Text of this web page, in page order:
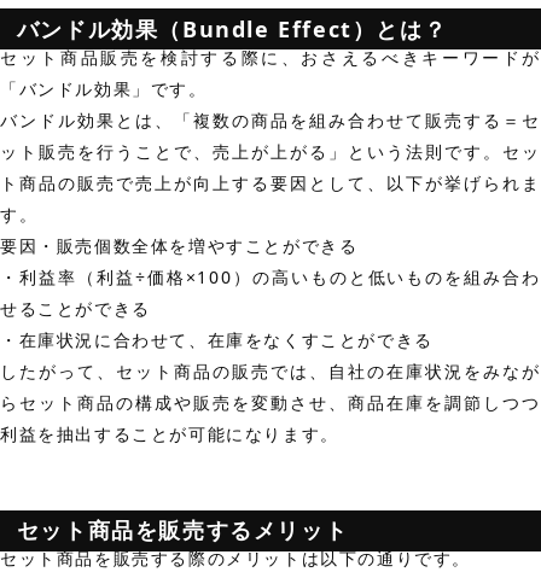
バンドル効果（Bundle Effect）とは？
セット商品販売を検討する際に、おさえるべきキーワードが
「バンドル効果」です。
バンドル効果とは、
「複数の商品を組み合わせて販売する＝セ
ット販売を行うことで、売上が上がる」 という法則です。セッ
ト商品の販売で売上が向上する要因として、以下が挙げられま
す。
要因 ・販売個数全体を増やすことができる
・利益率（利益÷価格×100）の高いものと低いものを組み合わ
せることができる
・在庫状況に合わせて、在庫をなくすことができる
したがって、セット商品の販売では、自社の在庫状況をみなが
らセット商品の構成や販売を変動させ、商品在庫を調節しつつ
利益を抽出することが可能になります。
セット商品を販売するメリット
セット商品を販売する際のメリットは以下の通りです。